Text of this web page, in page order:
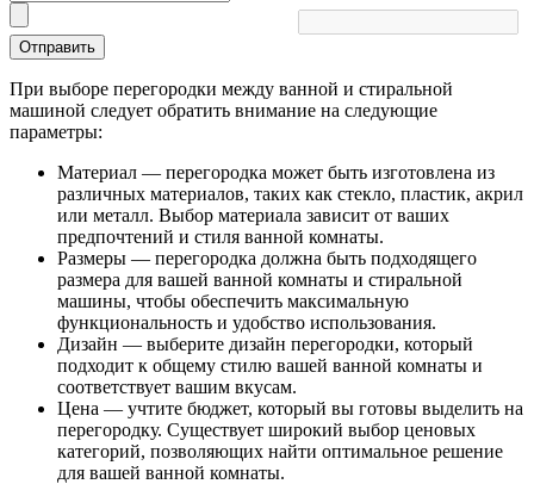
Отправить
При выборе перегородки между ванной и стиральной
машиной следует обратить внимание на следующие
параметры:
Материал — перегородка может быть изготовлена из
различных материалов, таких как стекло, пластик, акрил
или металл. Выбор материала зависит от ваших
предпочтений и стиля ванной комнаты.
Размеры — перегородка должна быть подходящего
размера для вашей ванной комнаты и стиральной
машины, чтобы обеспечить максимальную
функциональность и удобство использования.
Дизайн — выберите дизайн перегородки, который
подходит к общему стилю вашей ванной комнаты и
соответствует вашим вкусам.
Цена — учтите бюджет, который вы готовы выделить на
перегородку. Существует широкий выбор ценовых
категорий, позволяющих найти оптимальное решение
для вашей ванной комнаты.